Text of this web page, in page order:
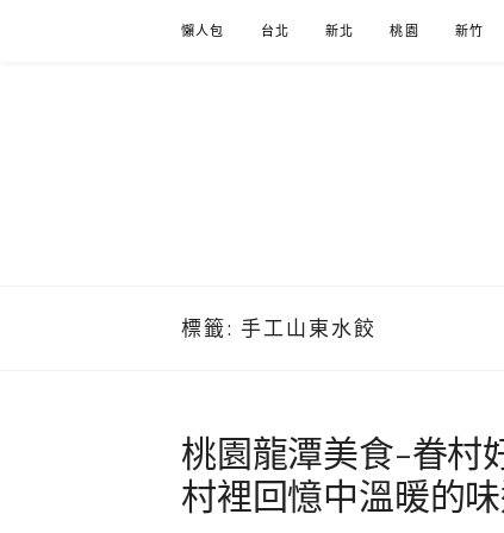
懶人包 台北 新北 桃園 新竹
標籤: 手工山東水餃
桃園龍潭美食-眷村
村裡回憶中溫暖的